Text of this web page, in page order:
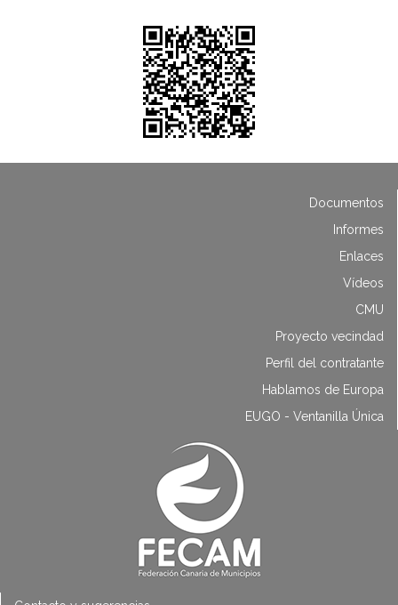
Documentos
Informes
Enlaces
Vídeos
CMU
Proyecto vecindad
Perfil del contratante
Hablamos de Europa
EUGO - Ventanilla Única